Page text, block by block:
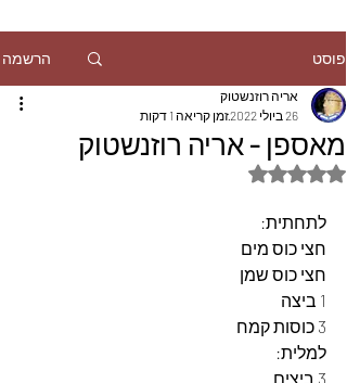
פוסט הרשמה
מאספן - אריה רוזנשטוק
אריה רוזנשטוק
26 ביולי 2022
זמן קריאה 1 דקות
דירוג של NaN מתוך 5 כוכבים
לתחתית:
חצי כוס מים
חצי כוס שמן
1 ביצה
3 כוסות קמח
למלית:
3 ביצים